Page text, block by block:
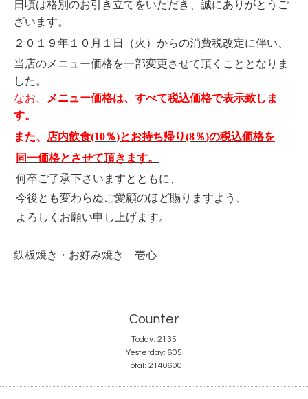
日頃は格別のお引き立てをいただき、誠にありがとうご
ざいます。
２０１９年１０月１日（火）からの消費税改定に伴い、
当店のメニュー価格を一部変更させて頂くこととなりま
した。
なお、
メニュー価格は、すべて税込価格で表示致しま
す。
また、
店内飲食(10％)とお持ち帰り(8％)の税込価格を
同一価格とさせて頂きます。
何卒ご了承下さいますとともに、
今後とも変わらぬご愛顧のほど賜りますよう、
よろしくお願い申し上げます。
鉄板焼き・お好み焼き 壱心
Counter
Today: 2135
Yesterday: 605
Total: 2140600